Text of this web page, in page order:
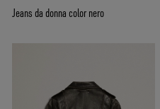
Jeans da donna color nero